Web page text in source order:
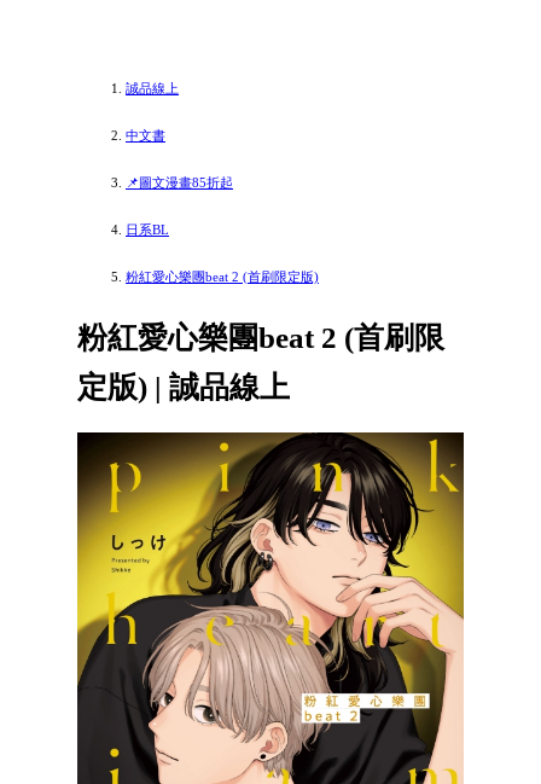
誠品線上
中文書
📌圖文漫畫85折起
日系BL
粉紅愛心樂團beat 2 (首刷限定版)
粉紅愛心樂團beat 2 (首刷限
定版) | 誠品線上